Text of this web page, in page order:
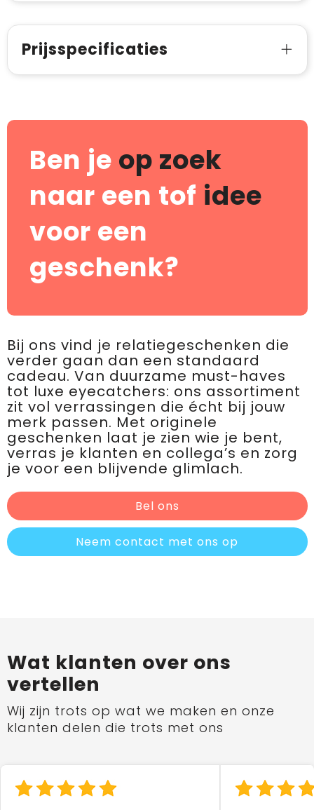
Prijsspecificaties
Ben je op zoek
naar een tof idee
voor een
geschenk?
Bij ons vind je relatiegeschenken die
verder gaan dan een standaard
cadeau. Van duurzame must-haves
tot luxe eyecatchers: ons assortiment
zit vol verrassingen die écht bij jouw
merk passen. Met originele
geschenken laat je zien wie je bent,
verras je klanten en collega’s en zorg
je voor een blijvende glimlach.
Bel ons
Neem contact met ons op
Wat klanten over ons
vertellen
Wij zijn trots op wat we maken en onze
klanten delen die trots met ons